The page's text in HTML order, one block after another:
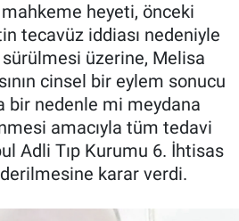
heyeti, önceki
tecavüz iddiası nedeniyle
üzerine, Melisa
cinsel bir eylem sonucu
bir nedenle mi meydana
amacıyla tüm tedavi
Adli Tıp Kurumu 6. İhtisas
karar verdi.